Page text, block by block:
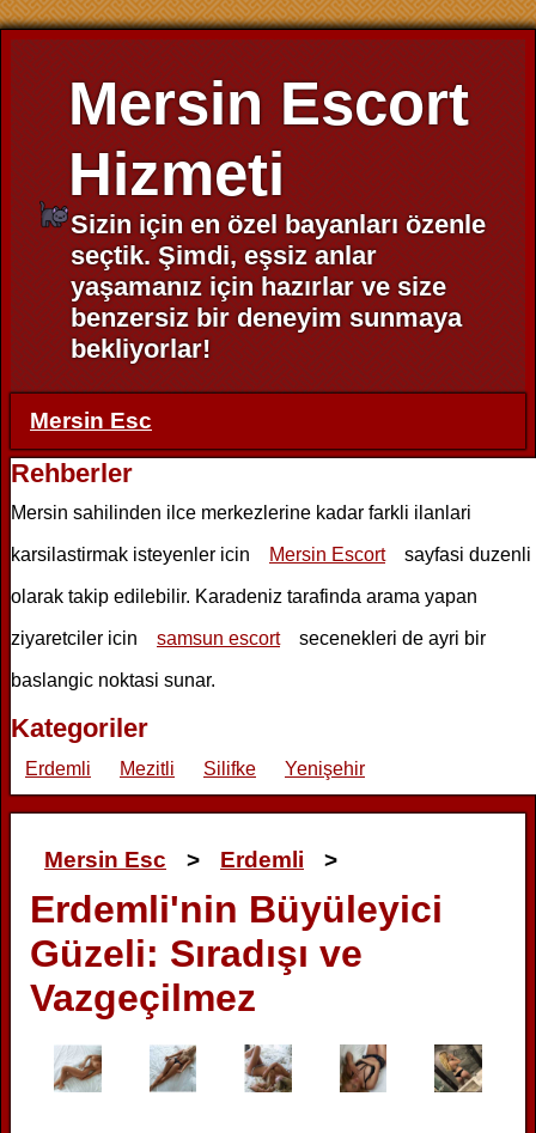
Mersin Escort
Hizmeti
Sizin için en özel bayanları özenle
seçtik. Şimdi, eşsiz anlar
yaşamanız için hazırlar ve size
benzersiz bir deneyim sunmaya
bekliyorlar!
Mersin Esc
Rehberler
Mersin sahilinden ilce merkezlerine kadar farkli ilanlari
karsilastirmak isteyenler icin Mersin Escort sayfasi duzenli
olarak takip edilebilir. Karadeniz tarafinda arama yapan
ziyaretciler icin samsun escort secenekleri de ayri bir
baslangic noktasi sunar.
Kategoriler
Erdemli Mezitli Silifke Yenişehir
Mersin Esc > Erdemli >
Erdemli'nin Büyüleyici
Güzeli: Sıradışı ve
Vazgeçilmez